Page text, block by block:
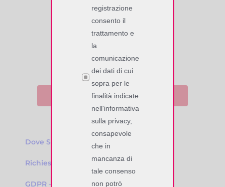
Iscriviti alla nostra NewsLetter
Dove Siamo
Richiesta Informazioni
GDPR – Privacy Policy
registrazione
consento il
trattamento e
la
comunicazione
dei dati di cui
sopra per le
finalità indicate
nell'informativa
sulla privacy,
consapevole
che in
mancanza di
tale consenso
non potrò